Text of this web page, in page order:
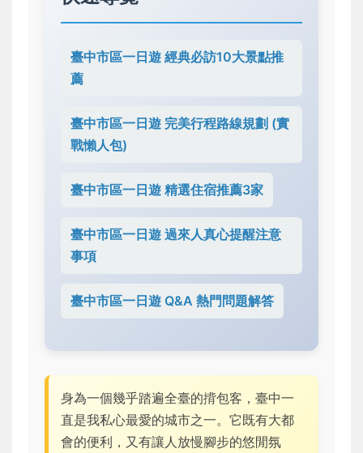
臺中市區一日遊 經典必訪10大景點推
薦
臺中市區一日遊 完美行程路線規劃 (實
戰懶人包)
臺中市區一日遊 精選住宿推薦3家
臺中市區一日遊 過來人真心提醒注意
事項
臺中市區一日遊 Q&A 熱門問題解答
身為一個幾乎踏遍全臺的揹包客，臺中一
直是我私心最愛的城市之一。它既有大都
會的便利，又有讓人放慢腳步的悠閒氛